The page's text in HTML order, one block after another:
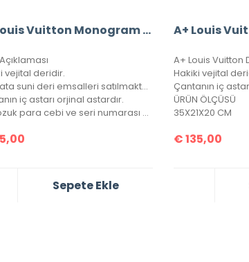
A+ Louis Vuitton Monogram Bandouliere Speedy 30’Luk Vejital Deri (LV33)
vejital deridir.
Bu fiyata suni deri emsalleri satılmaktadır.
iç astarı orjinal astardır.
Bir bozuk para cebi ve seri numarası mevcuttur.
Sepete Ekle
ÜRÜN ÖLÇÜSÜ
35X21X20 CM
€135,00